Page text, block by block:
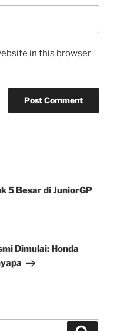
in this browser
5 Besar di JuniorGP
Dimulai: Honda